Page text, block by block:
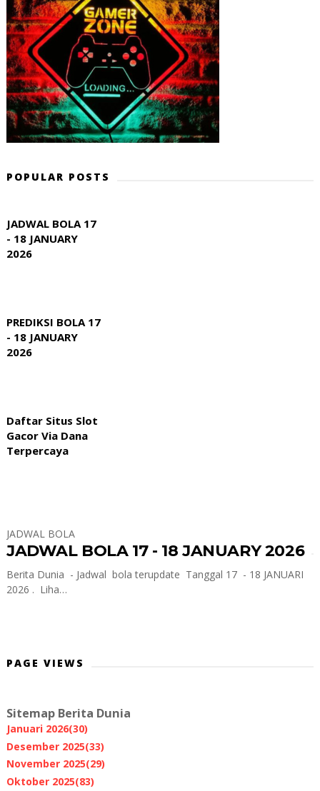
POPULAR POSTS
JADWAL BOLA 17
- 18 JANUARY
2026
PREDIKSI BOLA 17
- 18 JANUARY
2026
Daftar Situs Slot
Gacor Via Dana
Terpercaya
JADWAL BOLA
JADWAL BOLA 17 - 18 JANUARY 2026
Berita Dunia - Jadwal bola terupdate Tanggal 17 - 18 JANUARI
2026 . Liha…
PAGE VIEWS
Sitemap Berita Dunia
Januari 2026(30)
Desember 2025(33)
November 2025(29)
Oktober 2025(83)